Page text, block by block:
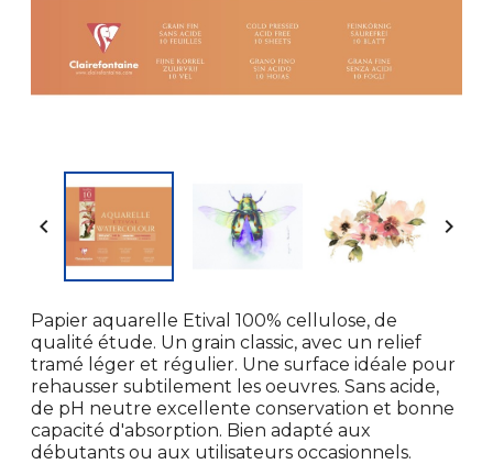
 
Papier aquarelle Etival 100% cellulose, de
qualité étude. Un grain classic, avec un relief
tramé léger et régulier. Une surface idéale pour
rehausser subtilement les oeuvres. Sans acide,
de pH neutre excellente conservation et bonne
capacité d'absorption. Bien adapté aux
débutants ou aux utilisateurs occasionnels.